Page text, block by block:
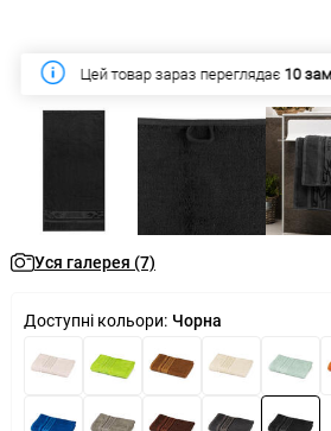
Цей тиждень купило54 замовників
Уся галерея (7)
Доступні кольори: Чорна